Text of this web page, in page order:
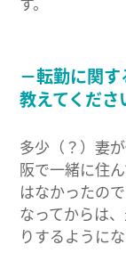
－転勤に関
教えてくださ
多少（？）妻
阪で一緒に住
はなかったの
なってからは
りするようにな